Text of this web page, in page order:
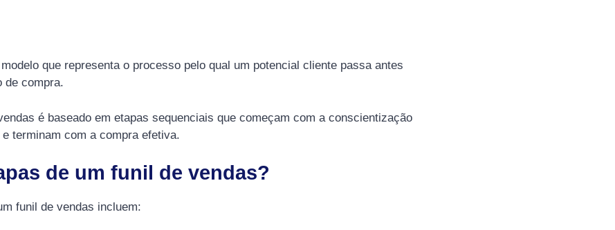
que representa o processo pelo qual um potencial cliente passa antes
de compra.
é baseado em etapas sequenciais que começam com a conscientização
terminam com a compra efetiva.
de um funil de vendas?
funil de vendas incluem: